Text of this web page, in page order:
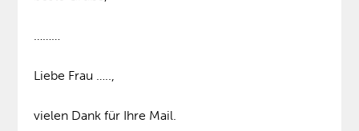
………
Liebe Frau …..,
vielen Dank für Ihre Mail.